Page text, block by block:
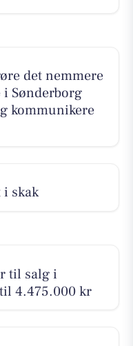
det nemmere
Sønderborg
kommunikere
skak
til salg i
4.475.000 kr